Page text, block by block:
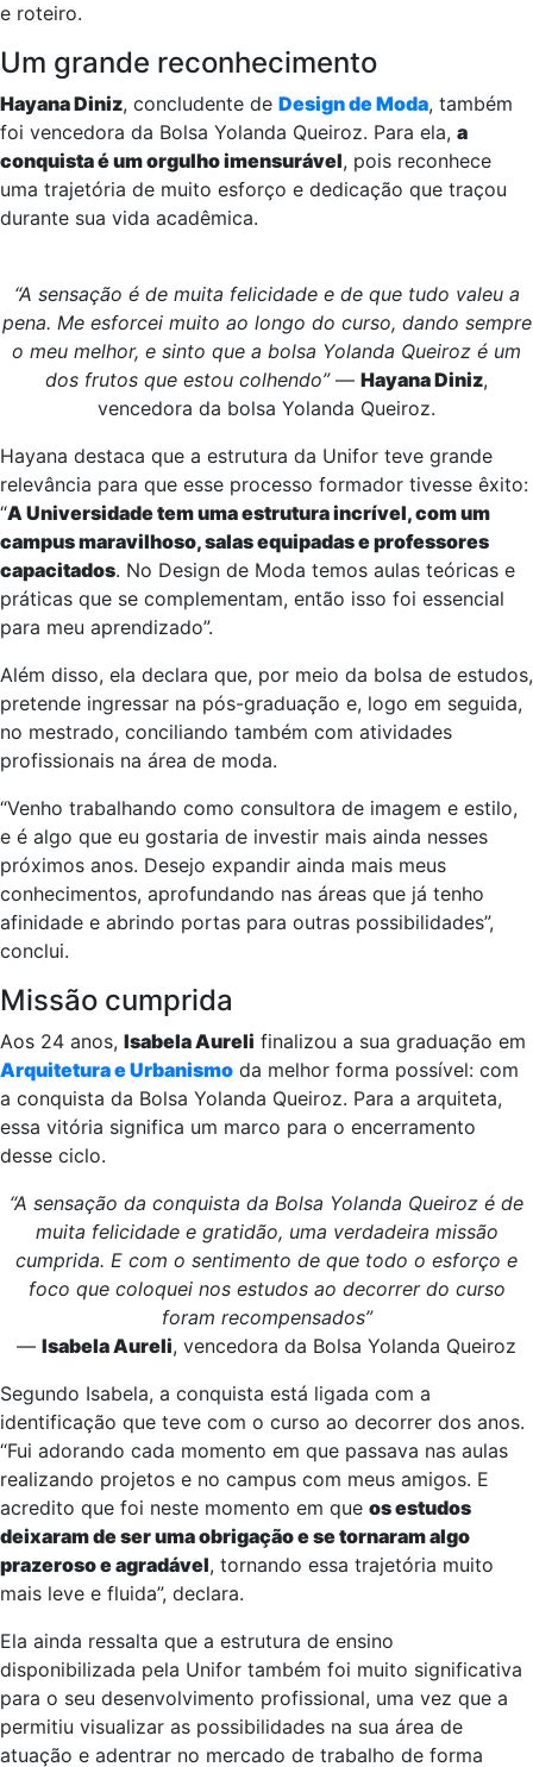
e roteiro.
Um grande reconhecimento
Hayana Diniz, concludente de Design de Moda, também
foi vencedora da Bolsa Yolanda Queiroz. Para ela, a
conquista é um orgulho imensurável, pois reconhece
uma trajetória de muito esforço e dedicação que traçou
durante sua vida acadêmica.
“A sensação é de muita felicidade e de que tudo valeu a
pena. Me esforcei muito ao longo do curso, dando sempre
o meu melhor, e sinto que a bolsa Yolanda Queiroz é um
dos frutos que estou colhendo”— Hayana Diniz,
vencedora da bolsa Yolanda Queiroz.
Hayana destaca que a estrutura da Unifor teve grande
relevância para que esse processo formador tivesse êxito:
“A Universidade tem uma estrutura incrível, com um
campus maravilhoso, salas equipadas e professores
capacitados. No Design de Moda temos aulas teóricas e
práticas que se complementam, então isso foi essencial
para meu aprendizado”.
Além disso, ela declara que, por meio da bolsa de estudos,
pretende ingressar na pós-graduação e, logo em seguida,
no mestrado, conciliando também com atividades
profissionais na área de moda.
“Venho trabalhando como consultora de imagem e estilo,
e é algo que eu gostaria de investir mais ainda nesses
próximos anos. Desejo expandir ainda mais meus
conhecimentos, aprofundando nas áreas que já tenho
afinidade e abrindo portas para outras possibilidades”,
conclui.
Missão cumprida
Aos 24 anos, Isabela Aureli finalizou a sua graduação em
Arquitetura e Urbanismo da melhor forma possível: com
a conquista da Bolsa Yolanda Queiroz. Para a arquiteta,
essa vitória significa um marco para o encerramento
desse ciclo.
“A sensação da conquista da Bolsa Yolanda Queiroz é de
muita felicidade e gratidão, uma verdadeira missão
cumprida. E com o sentimento de que todo o esforço e
foco que coloquei nos estudos ao decorrer do curso
foram recompensados”
— Isabela Aureli, vencedora da Bolsa Yolanda Queiroz
Segundo Isabela, a conquista está ligada com a
identificação que teve com o curso ao decorrer dos anos.
“Fui adorando cada momento em que passava nas aulas
realizando projetos e no campus com meus amigos. E
acredito que foi neste momento em que os estudos
deixaram de ser uma obrigação e se tornaram algo
prazeroso e agradável, tornando essa trajetória muito
mais leve e fluida”, declara.
Ela ainda ressalta que a estrutura de ensino
disponibilizada pela Unifor também foi muito significativa
para o seu desenvolvimento profissional, uma vez que a
permitiu visualizar as possibilidades na sua área de
atuação e adentrar no mercado de trabalho de forma